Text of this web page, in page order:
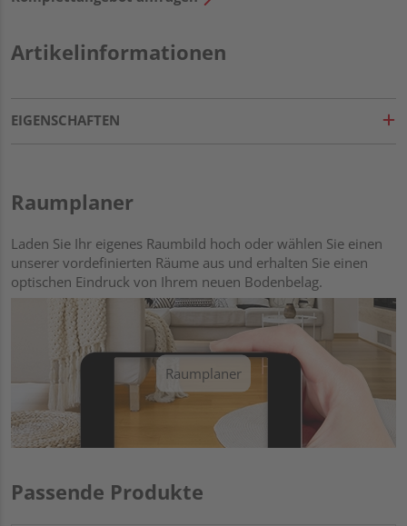
Artikelinformationen
EIGENSCHAFTEN
Raumplaner
Laden Sie Ihr eigenes Raumbild hoch oder wählen Sie einen
unserer vordefinierten Räume aus und erhalten Sie einen
optischen Eindruck von Ihrem neuen Bodenbelag.
Raumplaner
Passende Produkte